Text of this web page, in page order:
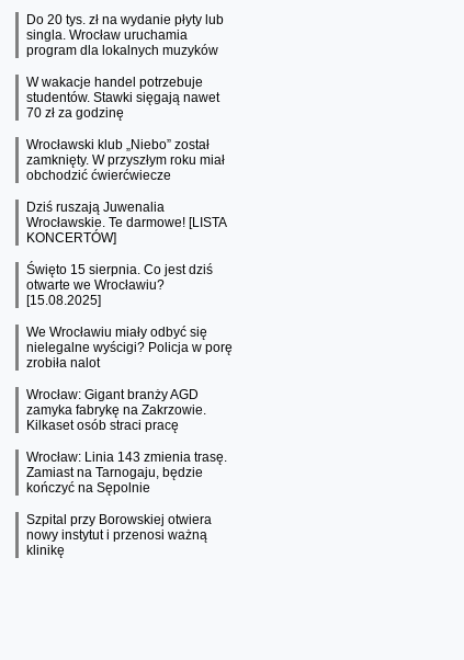
Do 20 tys. zł na wydanie płyty lub
singla. Wrocław uruchamia
program dla lokalnych muzyków
W wakacje handel potrzebuje
studentów. Stawki sięgają nawet
70 zł za godzinę
Wrocławski klub „Niebo” został
zamknięty. W przyszłym roku miał
obchodzić ćwierćwiecze
Dziś ruszają Juwenalia
Wrocławskie. Te darmowe! [LISTA
KONCERTÓW]
Święto 15 sierpnia. Co jest dziś
otwarte we Wrocławiu?
[15.08.2025]
We Wrocławiu miały odbyć się
nielegalne wyścigi? Policja w porę
zrobiła nalot
Wrocław: Gigant branży AGD
zamyka fabrykę na Zakrzowie.
Kilkaset osób straci pracę
Wrocław: Linia 143 zmienia trasę.
Zamiast na Tarnogaju, będzie
kończyć na Sępolnie
Szpital przy Borowskiej otwiera
nowy instytut i przenosi ważną
klinikę